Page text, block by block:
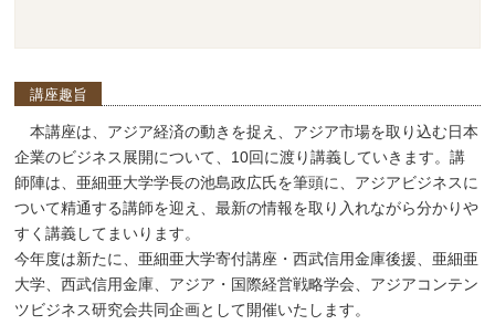
講座趣旨
本講座は、アジア経済の動きを捉え、アジア市場を取り込む日本
企業のビジネス展開について、10回に渡り講義していきます。講
師陣は、亜細亜大学学長の池島政広氏を筆頭に、アジアビジネスに
ついて精通する講師を迎え、最新の情報を取り入れながら分かりや
すく講義してまいります。
今年度は新たに、亜細亜大学寄付講座・西武信用金庫後援、亜細亜
大学、西武信用金庫、アジア・国際経営戦略学会、アジアコンテン
ツビジネス研究会共同企画として開催いたします。